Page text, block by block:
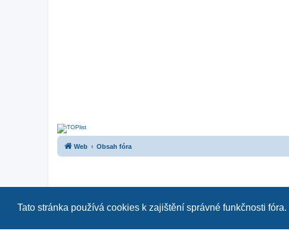
Tato stránka používá cookies k zajištění správné funkčnosti fóra.
Web Obsah fóra